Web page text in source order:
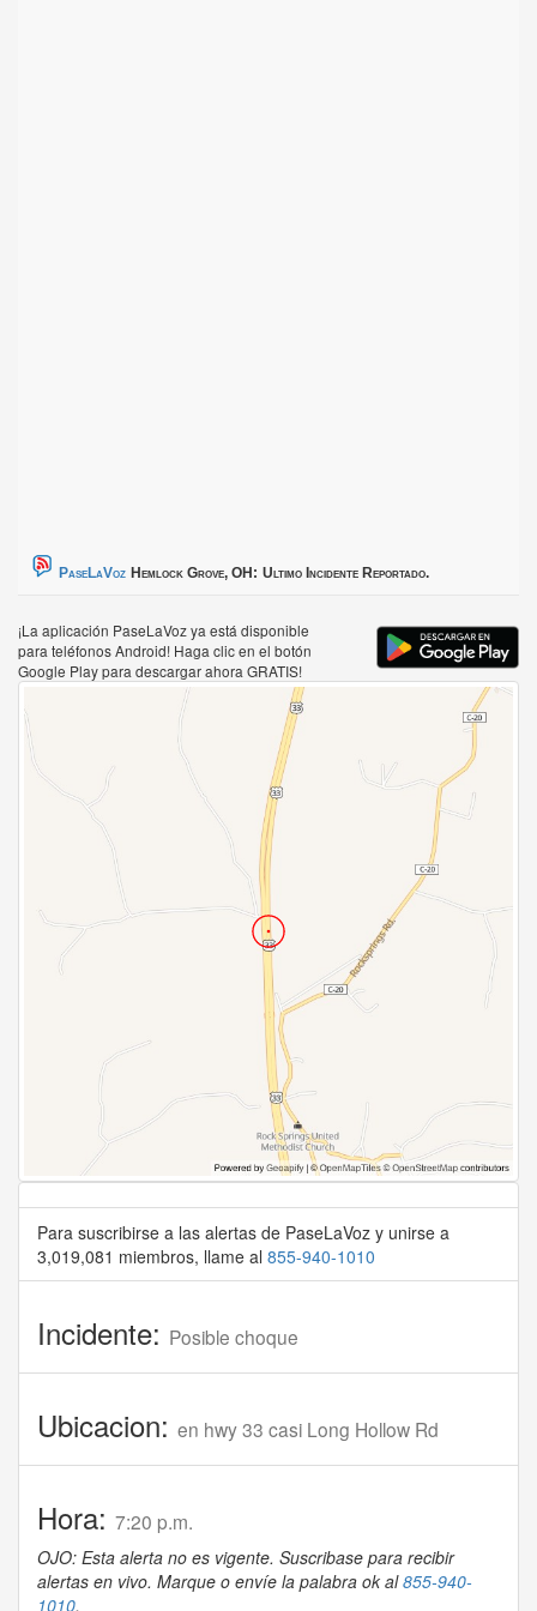
PaseLaVoz Hemlock Grove, OH: Ultimo Incidente Reportado.
¡La aplicación PaseLaVoz ya está disponible
para teléfonos Android! Haga clic en el botón
Google Play para descargar ahora GRATIS!
Para suscribirse a las alertas de PaseLaVoz y unirse a
3,019,081 miembros, llame al 855-940-1010
Incidente: Posible choque
Ubicacion: en hwy 33 casi Long Hollow Rd
Hora: 7:20 p.m.
OJO: Esta alerta no es vigente. Suscribase para recibir
alertas en vivo. Marque o envíe la palabra ok al855-940-
1010.